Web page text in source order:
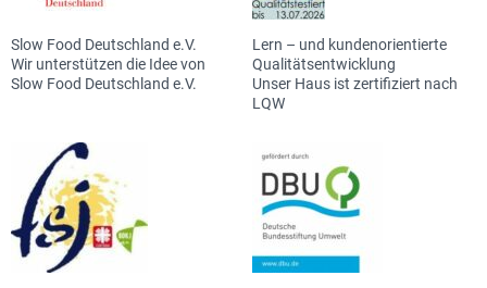
Slow Food Deutschland e.V.
Wir unterstützen die Idee von
Slow Food Deutschland e.V.
Lern – und kundenorientierte
Qualitätsentwicklung
Unser Haus ist zertifiziert nach
LQW